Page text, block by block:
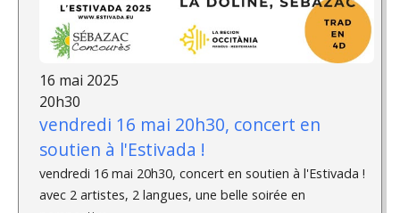
16 mai 2025
20h30
vendredi 16 mai 20h30, concert en
soutien à l'Estivada !
vendredi 16 mai 20h30, concert en soutien à l'Estivada !
avec 2 artistes, 2 langues, une belle soirée en